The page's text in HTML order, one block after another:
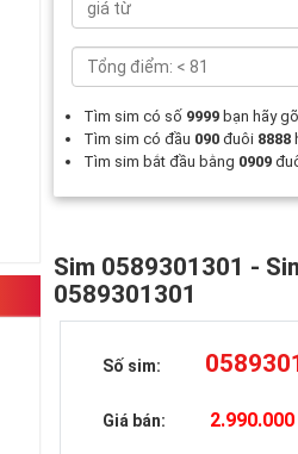
Tìm sim có số 9999 bạn hãy gõ
Tìm sim có đầu 090đuôi 8888
Tìm sim bắt đầu bằng 0909
Sim 0589301301 -
0589301301
Số sim:
Giá bán: